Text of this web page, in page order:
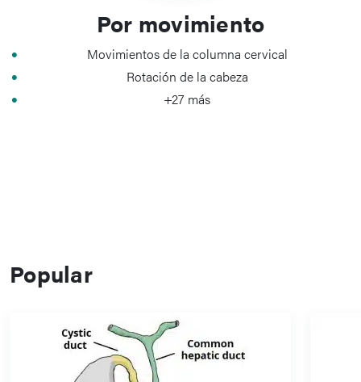
Por movimiento
Movimientos de la columna cervical
Rotación de la cabeza
+27 más
Popular